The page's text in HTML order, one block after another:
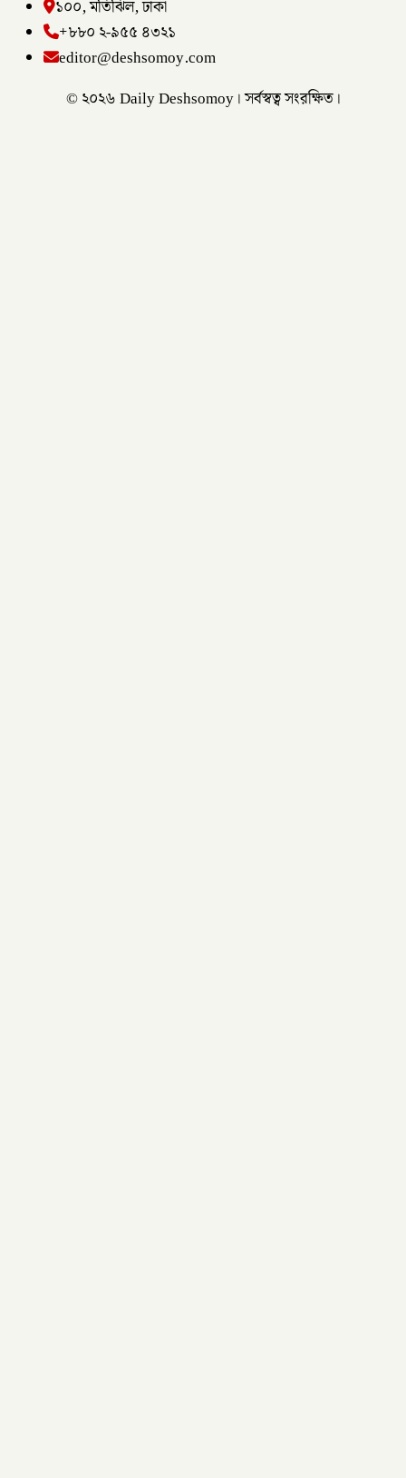
১০০, মতিঝিল, ঢাকা
+৮৮০ ২-৯৫৫ ৪৩২১
editor@deshsomoy.com
© ২০২৬ Daily Deshsomoy। সর্বস্বত্ব সংরক্ষিত।